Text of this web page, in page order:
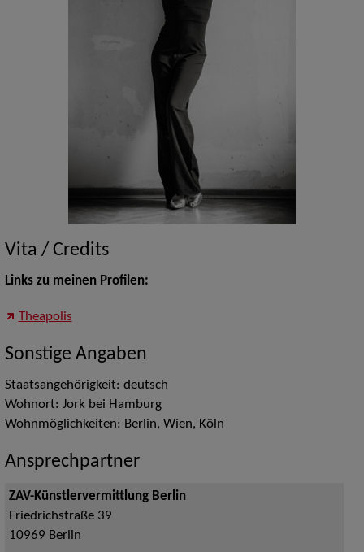
Vita / Credits
Links zu meinen Profilen:
Theapolis
Sonstige Angaben
Staatsangehörigkeit: deutsch
Wohnort: Jork bei Hamburg
Wohnmöglichkeiten: Berlin, Wien, Köln
Ansprechpartner
ZAV-Künstlervermittlung Berlin
Friedrichstraße 39
10969 Berlin